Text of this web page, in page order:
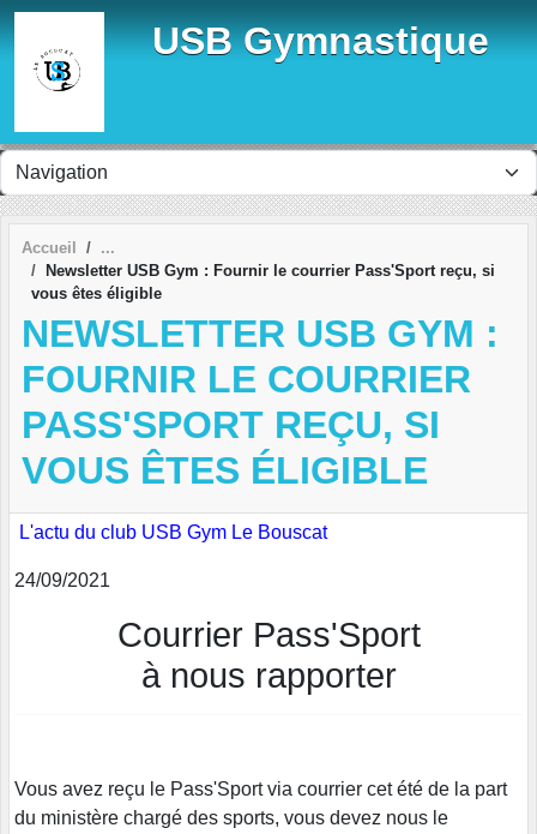
USB Gymnastique
Accueil
Newsletter USB Gym : Fournir le courrier Pass'Sport reçu, si
vous êtes éligible
NEWSLETTER USB GYM :
FOURNIR LE COURRIER
PASS'SPORT REÇU, SI
VOUS ÊTES ÉLIGIBLE
L'actu du club USB Gym Le Bouscat
24/09/2021
Courrier Pass'Sport
à nous rapporter
Vous avez reçu le Pass'Sport via courrier cet été de la part
du ministère chargé des sports, vous devez nous le
Panneau de gestion des cookies